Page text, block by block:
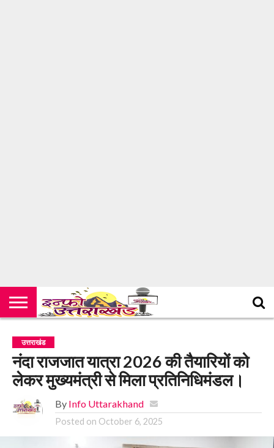
उत्तराखंड
नंदा राजजात यात्रा 2026 की तैयारियों को
लेकर मुख्यमंत्री से मिला प्रतिनिधिमंडल।
By Info Uttarakhand
Posted on October 6, 2025